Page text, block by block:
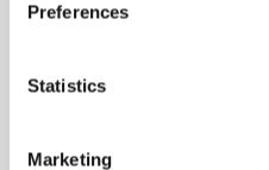
Preferences
Statistics
Marketing